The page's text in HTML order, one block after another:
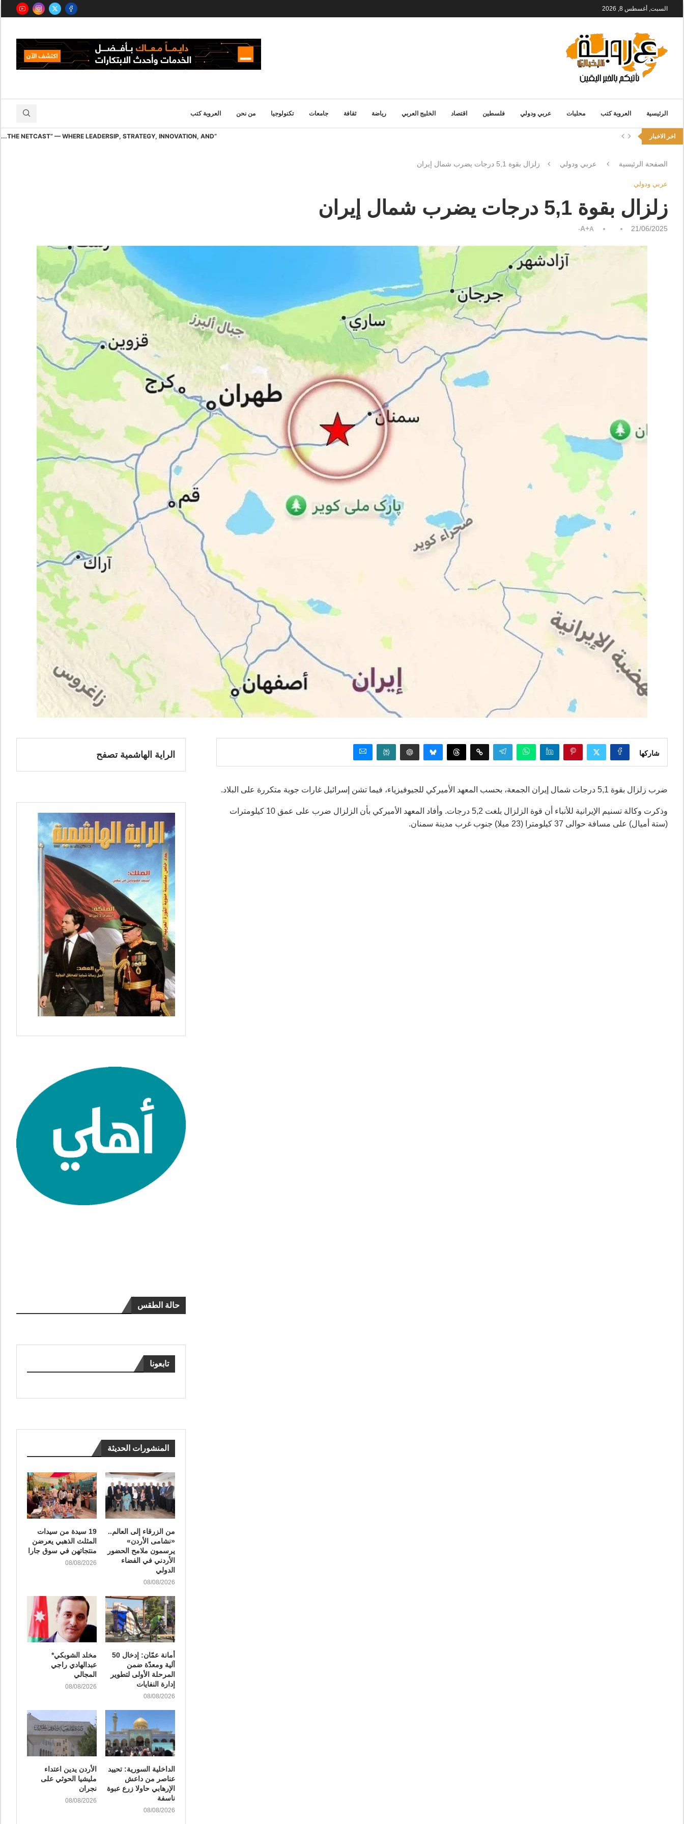
السبت, أغسطس 8, 2026
الرئيسية العروبة كتب محليات عربي ودولي فلسطين اقتصاد الخليج العربي رياضة ثقافة جامعات تكنولوجيا من نحن العروبة كتب
اخر الاخبار “THE NETCAST” — WHERE LEADERSIP, STRATEGY, INNOVATION, AND...
الصفحة الرئيسية عربي ودولي زلزال بقوة 5,1 درجات يضرب شمال إيران
عربي ودولي
زلزال بقوة 5,1 درجات يضرب شمال إيران
21/06/2025
A+A-
شاركها
ضرب زلزال بقوة 5,1 درجات شمال إيران الجمعة، بحسب المعهد الأميركي للجيوفيزياء، فيما تشن إسرائيل غارات جوية متكررة على البلاد.
وذكرت وكالة تسنيم الإيرانية للأنباء أن قوة الزلزال بلغت 5,2 درجات. وأفاد المعهد الأميركي بأن الزلزال ضرب على عمق 10 كيلومترات
(ستة أميال) على مسافة حوالى 37 كيلومترا (23 ميلا) جنوب غرب مدينة سمنان.
الراية الهاشمية تصفح
حالة الطقس
تابعونا
المنشورات الحديثة
من الزرقاء إلى العالم..
«نشامى الأردن»
يرسمون ملامح الحضور
الأردني في الفضاء
الدولي
08/08/2026
19 سيدة من سيدات
المثلث الذهبي يعرضن
منتجاتهن في سوق جارا
08/08/2026
أمانة عمّان: إدخال 50
آلية ومعدّة ضمن
المرحلة الأولى لتطوير
إدارة النفايات
08/08/2026
مخلد الشوبكي*
عبدالهادي راجي
المجالي
08/08/2026
الداخلية السورية: تحييد
عناصر من داعش
الإرهابي حاولا زرع عبوة
ناسفة
08/08/2026
الأردن يدين اعتداء
مليشيا الحوثي على
نجران
08/08/2026